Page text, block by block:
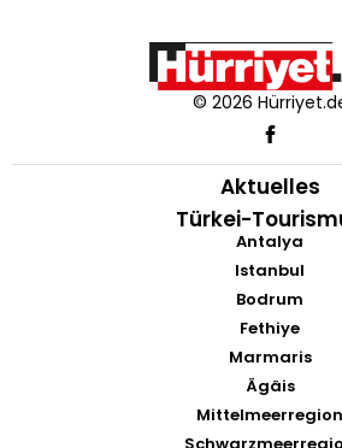
© 2026
Aktuelles
Türkei-
Antalya
Istanbul
Bodrum
Fethiye
Marmaris
Ägäis
Mittelmeerregion